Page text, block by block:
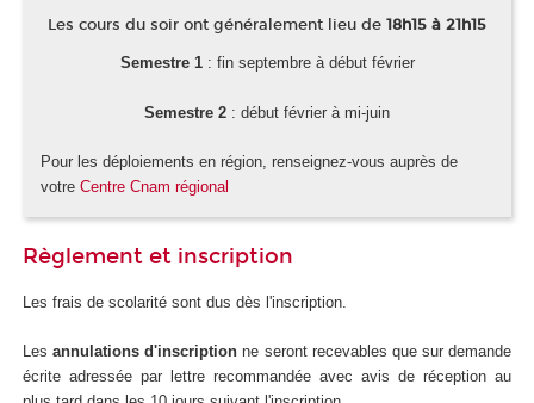
Les cours du soir ont généralement lieu de 18h15 à 21h15
Semestre 1: fin septembre à début février
Semestre 2 : début février à mi-juin
Pour les déploiements en région, renseignez-vous auprès de
votre Centre Cnam régional
Règlement et inscription
Les frais de scolarité sont dus dès l'inscription.
Lesannulations d'inscription ne seront recevables que sur demande
écrite adressée par lettre recommandée avec avis de réception au